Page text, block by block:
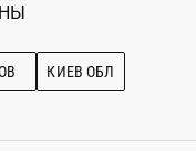
КИЕВ ОБЛ